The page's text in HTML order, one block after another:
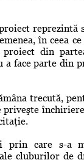
în ceea
din
face parte din
trecută,
prin care s-a
cluburilor de